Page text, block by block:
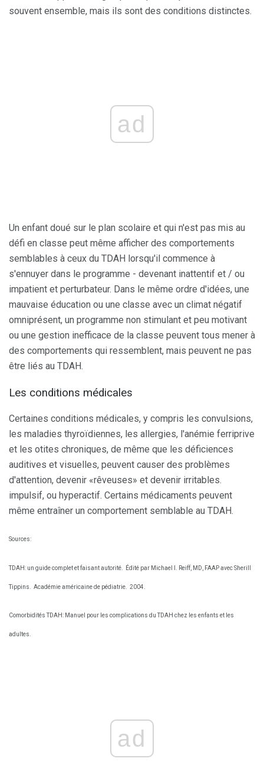
souvent ensemble, mais ils sont des conditions distinctes.
ad
Un enfant doué sur le plan scolaire et qui n'est pas mis au
défi en classe peut même afficher des comportements
semblables à ceux du TDAH lorsqu'il commence à
s'ennuyer dans le programme - devenant inattentif et / ou
impatient et perturbateur. Dans le même ordre d'idées, une
mauvaise éducation ou une classe avec un climat négatif
omniprésent, un programme non stimulant et peu motivant
ou une gestion inefficace de la classe peuvent tous mener à
des comportements qui ressemblent, mais peuvent ne pas
être liés au TDAH.
Les conditions médicales
Certaines conditions médicales, y compris les convulsions,
les maladies thyroïdiennes, les allergies, l'anémie ferriprive
et les otites chroniques, de même que les déficiences
auditives et visuelles, peuvent causer des problèmes
d'attention, devenir «rêveuses» et devenir irritables.
impulsif, ou hyperactif. Certains médicaments peuvent
même entraîner un comportement semblable au TDAH.
Sources:
TDAH: un guide complet et faisant autorité. Édité par Michael I. Reiff, MD, FAAP avec Sherill
Tippins. Académie américaine de pédiatrie. 2004.
Comorbidités TDAH: Manuel pour les complications du TDAH chez les enfants et les
adultes.
ad